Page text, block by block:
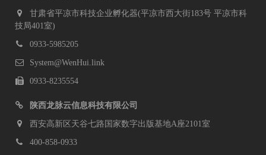
甘肃省平凉市科技企业孵化器(平凉市西大街183号 平凉市科
技局401室)
0933-5985205
System@WenHui.link
0933-8235554
陕西龙脉云信息科技有限公司
西安高新区天谷七路国家数字出版基地A座2101室
400-858-0933